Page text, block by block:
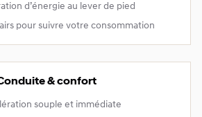
d’énergie au lever de pied
pour suivre votre consommation
& confort
souple et immédiate